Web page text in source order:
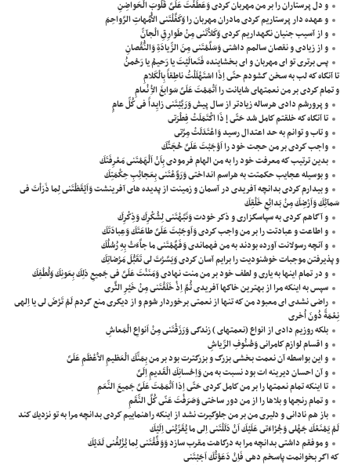
و دل پرستاران را بر من مهربان كردى وَعَطَفْتَ عَلَىَّ قُلُوبَ الْحَواضِنِ
و عهده دار پرستاريم كردى مادران مهربان را وَكَفَّلْتَنى الاُْمَّهاتِ الرَّواحِمَ
و از آسيب جنيان نگهداريم كردى وَكَلاَْتَنى مِنْ طَوارِقِ الْجآنِّ
و از زيادى و نقصان سالمم داشتى وَسَلَّمْتَنى مِنَ الزِّيادَةِ وَالنُّقْصانِ
پس برترى تو اى مهربان و اى بخشاينده فَتَعالَيْتَ يا رَحيمُ يا رَحْمنُ
تا آنگاه كه لب به سخن گشودم حتّى اِذَا اسْتَهْلَلْتُ ناطِقاً بِالْكَلامِ
و تمام كردى بر من نعمتهاى شايانت را اَتْمَمْتَ عَلَىَّ سَوابغَ الاِْ نْعامِ
و پرورشم دادى هرساله زيادتر از سال پيش وَرَبَّيْتَنى زايِداً فى كُلِّ عامٍ
تا آنگاه كه خلقتم كامل شد حَتّى إ ذَا اكْتَمَلَتْ فِطْرَتى
و تاب و توانم به حد اعتدال رسيد وَاعْتَدَلَتْ مِرَّتى
واجب كردى بر من حجت خود را اَوْجَبْتَ عَلَىَّ حُجَتَّكَ
بدين ترتيب كه معرفت خود را به من الهام فرمودى بِاَنْ اَلْهَمْتَنى مَعْرِفَتَكَ
و بوسيله عجايب حكمتت به هراسم انداختى وَرَوَّعْتَنى بِعَجائِبِ حِكْمَتِكَ
و بيدارم كردى بدانچه آفريدى در آسمان و زمينت از پديده هاى آفرينشت وَاَيْقَظْتَنى لِما ذَرَاْتَ فى
سَمآئِكَ وَاَرْضِكَ مِنْ بَدائِعِ خَلْقِكَ
و آگاهم كردى به سپاسگزارى و ذكر خودت وَنَبَّهْتَنى لِشُكْرِكَ وَذِكْرِكَ
و اطاعت و عبادتت را بر من واجب كردى وَاَوجَبْتَ عَلَىَّ طاعَتَكَ وَعِبادَتَكَ
و آنچه رسولانت آورده بودند به من فهماندى وَفَهَّمْتَنى ما جاَّءَتْ بِهِ رُسُلُكَ
و پذيرفتن موجبات خوشنوديت را برايم آسان كردى وَيَسَّرْتَ لى تَقَبُّلَ مَرْضاتِكَ
و در تمام اينها به يارى و لطف خود بر من منت نهادى وَمَنَنْتَ عَلَىَّ فى جَميعِ ذلِكَ بِعَونِكَ وَلُطْفِكَ
سپس به اينكه مرا از بهترين خاكها آفريدى ثُمَّ اِذْ خَلَقْتَنى مِنْ خَيْرِ الثَّرى
راضى نشدى اى معبود من كه تنها از نعمتى برخوردار شوم و از ديگرى منع گردم لَمْ تَرْضَ لى يا اِلهى
نِعْمَةً دُونَ اُخرى
بلكه روزيم دادى از انواع (نعمتهاى ) زندگى وَرَزَقْتَنى مِنْ اَنواعِ الْمَعاشِ
و اقسام لوازم كامرانى وَصُنُوفِ الرِّياشِ
و اين بواسطه آن نعمت بخشى بزرگ و بزرگترت بود بر من بِمَنِّكَ الْعَظيمِ الاَْعْظَمِ عَلَىَّ
و آن احسان ديرينه ات بود نسبت به من وَاِحْسانِكَ الْقَديمِ اِلَىَّ
تا اينكه تمام نعمتها را بر من كامل كردى حَتّى اِذا اَتْمَمْتَ عَلَىَّ جَميعَ النِّعَمِ
و تمام رنجها و بلاها را از من دور ساختى وَصَرَفْتَ عَنّى كُلَّ النِّقَمِ
باز هم نادانى و دليرى من بر من جلوگيرت نشد از اينكه راهنماييم كردى بدانچه مرا به تو نزديك كند
لَمْ يَمْنَعْكَ جَهْلى وَجُرْاءَتى عَلَيْكَ اَنْ دَلَلْتَنى اِلى ما يُقَرِّبُنى اِلَيْكَ
و موفقم داشتى بدانچه مرا به درگاهت مقرب سازد وَوَفَّقْتَنى لِما يُزْلِفُنى لَدَيْكَ
كه اگر بخوانمت پاسخم دهى فَاِنْ دَعَوْتُكَ اَجَبْتَنى